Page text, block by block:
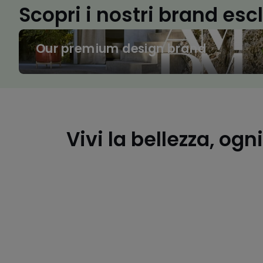
Scopri i nostri brand
Our premium design brand
Our
premium
design
brand
Vivi la bellezza,
must
have